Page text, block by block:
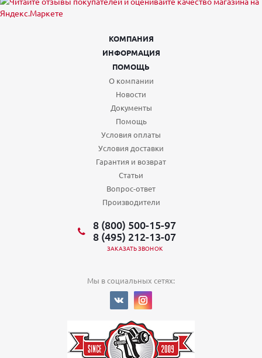
КОМПАНИЯ
ИНФОРМАЦИЯ
ПОМОЩЬ
О компании
Новости
Документы
Помощь
Условия оплаты
Условия доставки
Гарантия и возврат
Статьи
Вопрос-ответ
Производители
8 (800) 500-15-97
8 (495) 212-13-07
ЗАКАЗАТЬ ЗВОНОК
Мы в социальных сетях: